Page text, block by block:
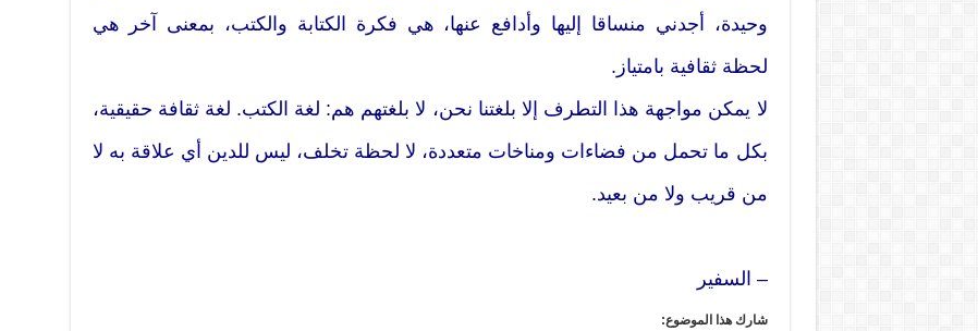
وحيدة، أجدني منساقا إليها وأدافع عنها، هي فكرة الكتابة والكتب، بمعنى آخر هي
لحظة ثقافية بامتياز.
لا يمكن مواجهة هذا التطرف إلا بلغتنا نحن، لا بلغتهم هم: لغة الكتب. لغة ثقافة حقيقية،
بكل ما تحمل من فضاءات ومناخات متعددة، لا لحظة تخلف، ليس للدين أي علاقة به لا
من قريب ولا من بعيد.
– السفير
شارك هذا الموضوع: